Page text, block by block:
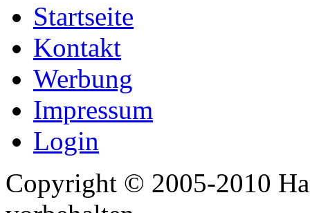
Startseite
Kontakt
Werbung
Impressum
Login
Copyright © 2005-2010